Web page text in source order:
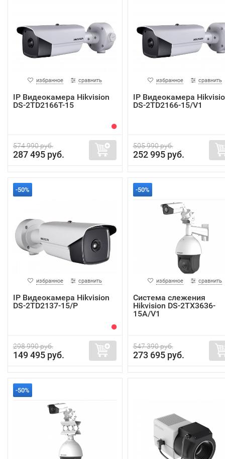
избранное сравнить
IP Видеокамера Hikvision
DS-2TD2166T-15
574 990 руб.
287 495 руб.
избранное сравнить
IP Видеокамера
DS-2TD2166-15/V1
505 990 руб.
252 995 руб.
-50%
избранное сравнить
IP Видеокамера Hikvision
DS-2TD2137-15/P
298 990 руб.
149 495 руб.
-50%
избранное сравнить
Система слежения
Hikvision DS-2TX3636-
15A/V1
547 390 руб.
273 695 руб.
-50%